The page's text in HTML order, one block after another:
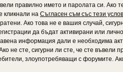
правилно името и паролата си. Ако
кликнали на Съгласен съм със тези
Ако това не е вашия случай,
да бъдат активирани или
информация дали е необходима
не сте, сигурни ли сте, че сте
злоупотребяващи с форумите.